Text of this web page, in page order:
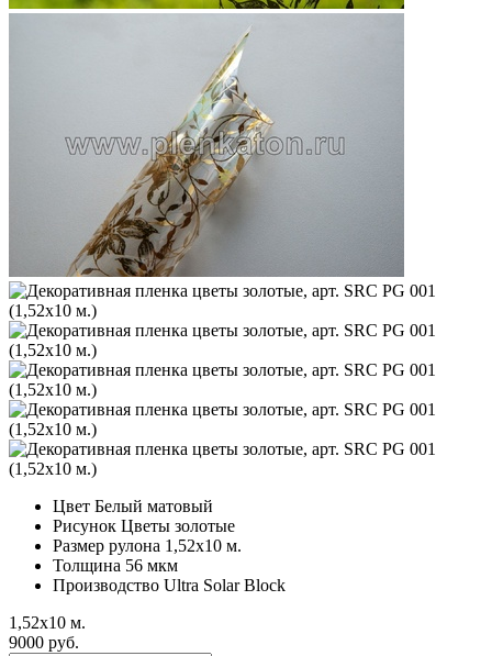
Цвет Белый матовый
Рисунок Цветы золотые
Размер рулона 1,52х10 м.
Толщина 56 мкм
Производство Ultra Solar Block
1,52х10 м.
9000 руб.